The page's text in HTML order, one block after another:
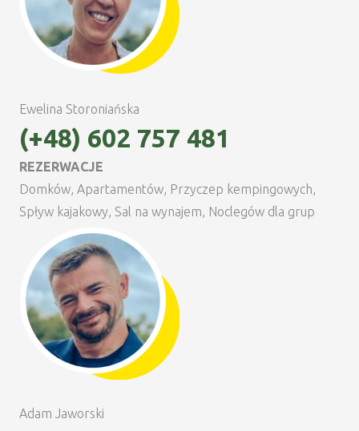
Ewelina Storoniańska
(+48) 602 757 481
REZERWACJE
Domków, Apartamentów, Przyczep kempingowych,
Spływ kajakowy, Sal na wynajem, Noclegów dla grup
Adam Jaworski